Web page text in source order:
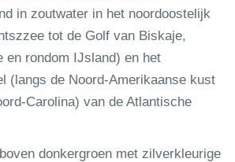
in zoutwater in het noordoostelijk
tot de Golf van Biskaje,
en rondom IJsland) en het
(langs de Noord-Amerikaanse kust
Carolina) van de Atlantische
donkergroen met zilverkleurige